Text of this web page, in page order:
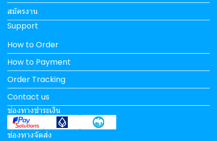
สมัครงาน
Support
How to Order
How to Payment
Order Tracking
Contact us
ช่องทางชำระเงิน
ช่องทางจัดส่ง